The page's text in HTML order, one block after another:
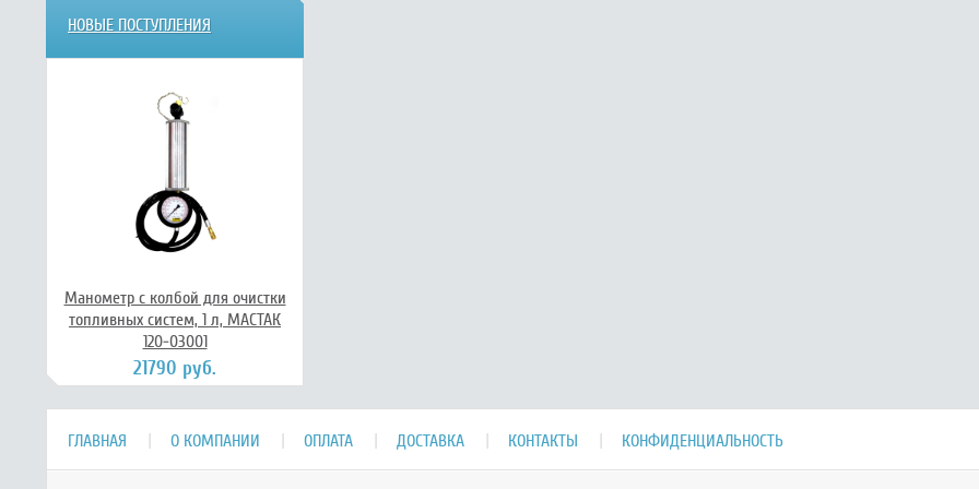
НОВЫЕ ПОСТУПЛЕНИЯ
Манометр с колбой для очистки
топливных систем, 1 л, МАСТАК
120-03001
21790 руб.
ГЛАВНАЯ О КОМПАНИИ ОПЛАТА ДОСТАВКА КОНТАКТЫ КОНФИДЕНЦИАЛЬНОСТЬ